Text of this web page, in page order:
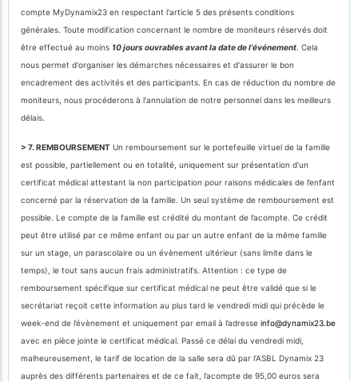
compte MyDynamix23 en respectant l'article 5 des présents conditions
générales. Toute modification concernant le nombre de moniteurs réservés doit
être effectué au moins 10 jours ouvrables avant la date de l'événement . Cela
nous permet d'organiser les démarches nécessaires et d'assurer le bon
encadrement des activités et des participants. En cas de réduction du nombre de
moniteurs, nous procéderons à l'annulation de notre personnel dans les meilleurs
délais.
> 7. REMBOURSEMENT Un remboursement sur le portefeuille virtuel de la famille
est possible, partiellement ou en totalité, uniquement sur présentation d’un
certificat médical attestant la non participation pour raisons médicales de l’enfant
concerné par la réservation de la famille. Un seul système de remboursement est
possible. Le compte de la famille est crédité du montant de l’acompte. Ce crédit
peut être utilisé par ce même enfant ou par un autre enfant de la même famille
sur un stage, un parascolaire ou un évènement ultérieur (sans limite dans le
temps), le tout sans aucun frais administratifs. Attention : ce type de
remboursement spécifique sur certificat médical ne peut être validé que si le
secrétariat reçoit cette information au plus tard le vendredi midi qui précède le
week-end de l’évènement et uniquement par email à l’adresse info@dynamix23.be
avec en pièce jointe le certificat médical. Passé ce délai du vendredi midi,
malheureusement, le tarif de location de la salle sera dû par l’ASBL Dynamix 23
auprès des différents partenaires et de ce fait, l’acompte de 95,00 euros sera